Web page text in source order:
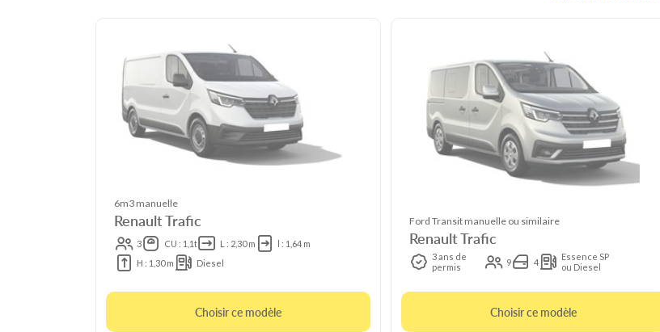
6m3 manuelle
Renault Trafic
3 CU : 1,1t L : 2,30 m
l : 1,64 m
H : 1,30 m
Diesel
Choisir ce modèle
Ford Transit manuelle ou similaire
Renault Trafic
3 ans de
permis
9 4
Essence SP
ou Diesel
Choisir ce modèle